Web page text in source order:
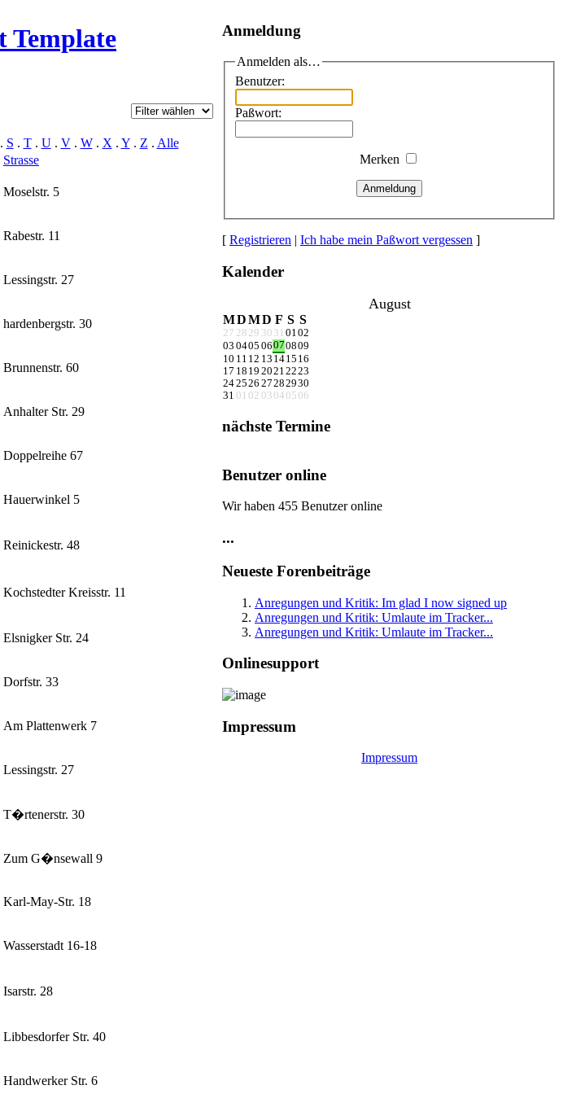
. S . T. U. V. W. X . Y. Z . Alle
Strasse
Moselstr. 5
Rabestr. 11
Lessingstr. 27
hardenbergstr. 30
Brunnenstr. 60
Anhalter Str. 29
Doppelreihe 67
Hauerwinkel 5
Reinickestr. 48
Kochstedter Kreisstr. 11
Elsnigker Str. 24
Dorfstr. 33
Am Plattenwerk 7
Lessingstr. 27
T�rtenerstr. 30
Zum G�nsewall 9
Karl-May-Str. 18
Wasserstadt 16-18
Isarstr. 28
Libbesdorfer Str. 40
Handwerker Str. 6
Anmeldung
Anmelden als…
Benutzer:
Paßwort:
Merken
Anmeldung
[ Registrieren | Ich habe mein Paßwort vergessen ]
Kalender
August
MDMD F S S
27 28 29 30 31 0102
03 0405 06070809
10 11 12 13 1415 16
17 18 19 20212223
242526 27282930
31 01 02 03 04 05 06
nächste Termine
Benutzer online
Wir haben 455 Benutzer online
...
Neueste Forenbeiträge
Anregungen und Kritik: Im glad I now signed up
Anregungen und Kritik: Umlaute im Tracker...
Anregungen und Kritik: Umlaute im Tracker...
Onlinesupport
Impressum
Impressum